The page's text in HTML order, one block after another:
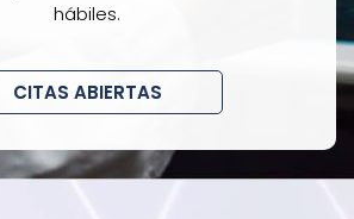
hábiles.
CITAS ABIERTAS